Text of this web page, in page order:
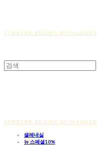
FOREVER BEGINS WITH AMBER
FOREVER BEGINS WITH AMBER
셀레네실
뉴 스페셜10%